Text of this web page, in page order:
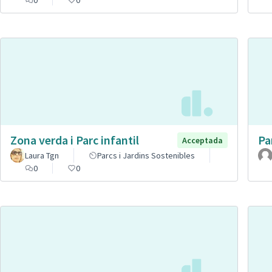
Zona verda i Parc infantil
Acceptada
Laura Tgn
Parcs i Jardins Sostenibles
0
0